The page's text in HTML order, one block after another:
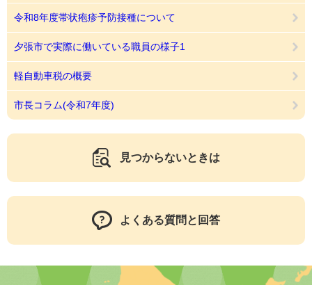
令和8年度帯状疱疹予防接種について
夕張市で実際に働いている職員の様子1
軽自動車税の概要
市長コラム(令和7年度)
見つからないときは
よくある質問と回答